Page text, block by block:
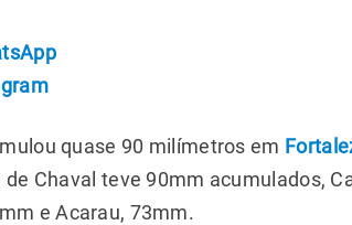
quase 90 milímetros em
Chaval teve 90mm acumulados,
e Acarau, 73mm.